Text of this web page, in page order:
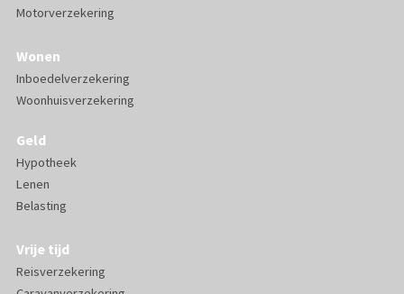
Motorverzekering
Wonen
Inboedelverzekering
Woonhuisverzekering
Geld
Hypotheek
Lenen
Belasting
Vrije tijd
Reisverzekering